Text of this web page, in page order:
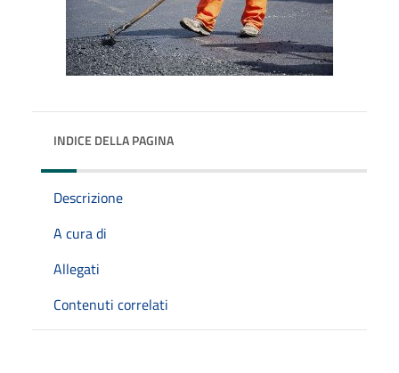
INDICE DELLA PAGINA
Descrizione
A cura di
Allegati
Contenuti correlati